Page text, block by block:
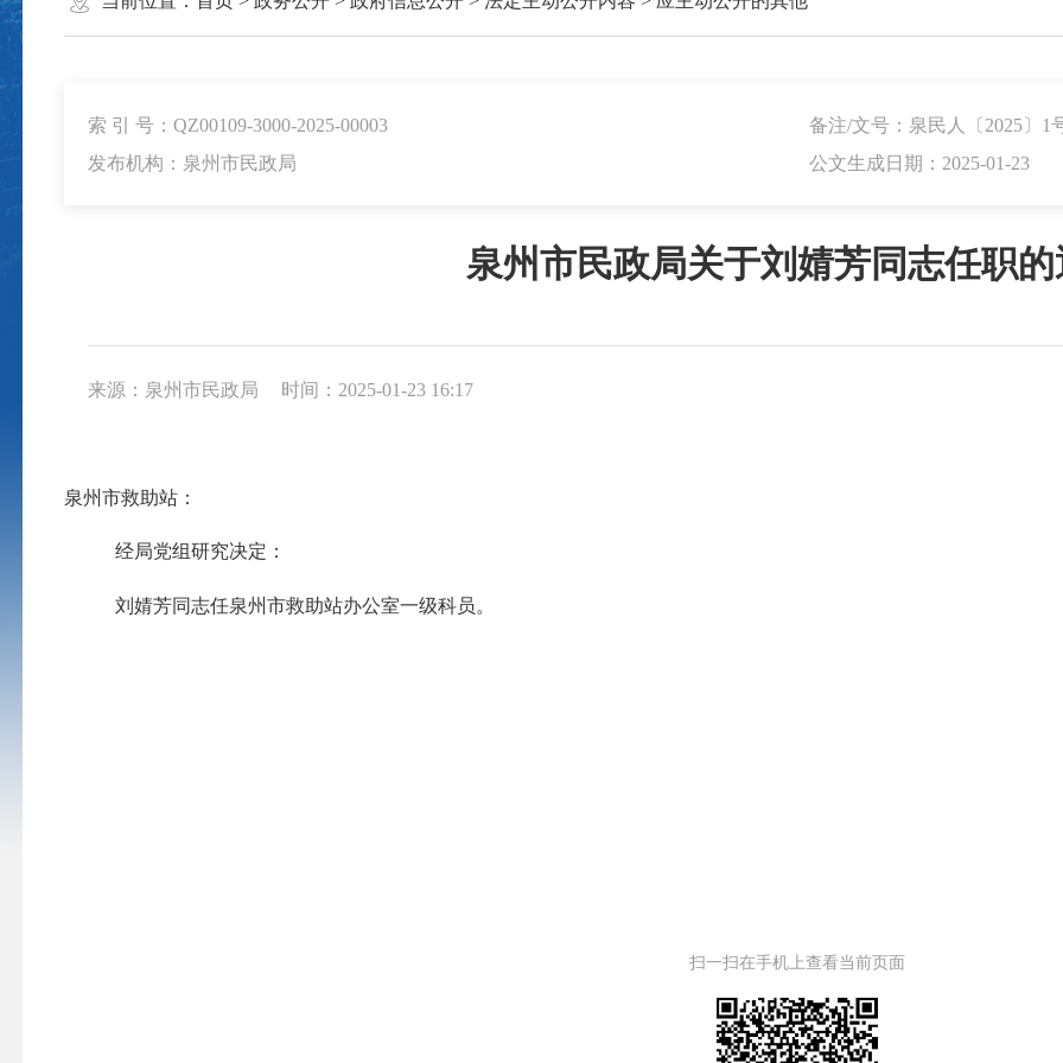
索 引 号：QZ00109-3000-2025-00003
备注/文号：泉民人〔2025〕1
发布机构：泉州市民政局
公文生成日期：2025-01-23
泉州市民政局关于刘婧芳同志任职
来源：泉州市民政局 时间：2025-01-23 16:17
泉州市救助站：
经局党组研究决定：
刘婧芳同志任泉州市救助站办公室一级科员。
扫一扫在手机上查看当前页面